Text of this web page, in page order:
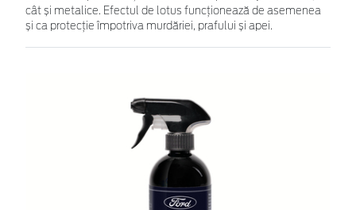
cât și metalice. Efectul de lotus funcționează de asemenea
și ca protecție împotriva murdăriei, prafului și apei.